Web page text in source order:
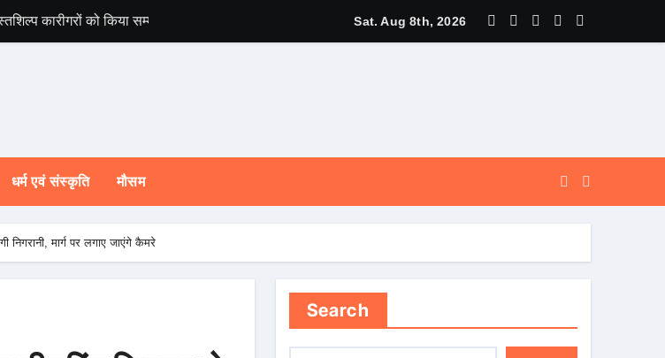
कारीगरों को किया सम्मानित चारधाम यात्रा होगी और सुगम, कर्णप्रयाग और सिमली में आधुनिक पार्किंग परियोजनाओं को मिली रफ्तार
Sat. Aug 8th, 2026
धर्म एवं संस्कृति मौसम
निगरानी, मार्ग पर लगाए जाएंगे कैमरे
Search